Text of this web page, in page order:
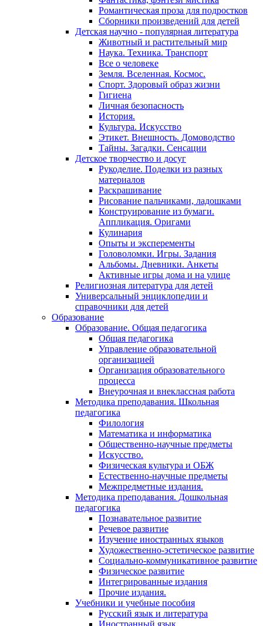
Романтическая проза для подростков
Сборники произведений для детей
Детская научно - популярная литература
Животный и растительный мир
Наука. Техника. Транспорт
Все о человеке
Земля. Вселенная. Космос.
Спорт. Здоровый образ жизни
Гигиена
Личная безопасность
История.
Культура. Искусство
Этикет. Внешность. Домоводство
Тайны. Загадки. Сенсации
Детское творчество и досуг
Рукоделие. Поделки из разных
материалов
Раскрашивание
Рисование пальчиками, ладошками
Конструирование из бумаги.
Аппликация. Оригами
Кулинария
Опыты и эксперементы
Головоломки. Игры. Задания
Альбомы. Дневники. Анкеты
Активные игры дома и на улице
Религиозная литература для детей
Универсальный энциклопедии и
справочники для детей
Образование
Образование. Общая педагогика
Общая педагогика
Управление образовательной
организацией
Организация образовательного
процесса
Внеурочная и внеклассная работа
Методика преподавания. Школьная
педагогика
Филология
Математика и информатика
Общественно-научные предметы
Искусство.
Физическая культура и ОБЖ
Естественно-научные предметы
Межпредметные издания.
Методика преподавания. Дошкольная
педагогика
Познавательное развитие
Речевое развитие
Изучение иностранных языков
Художественно-эстетическое развитие
Социально-коммуникативное развитие
Физическое развитие
Интегрированные издания
Прочие издания.
Учебники и учебные пособия
Русский язык и литература
Иностранный язык